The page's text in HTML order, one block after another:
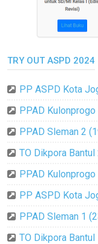
TRY OUT ASPD 2024
PP ASPD Kota
PPAD
PPAD Sleman 2
TO Dikpora
PPAD
PP ASPD Kota
PPAD Sleman 1
TO Dikpora